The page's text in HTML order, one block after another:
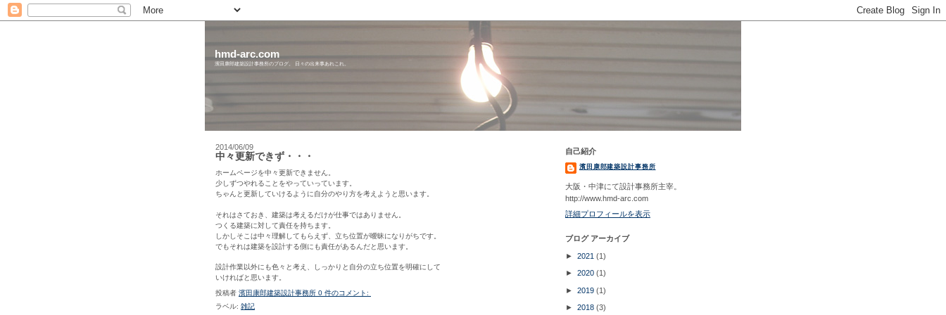
hmd-arc.com
濱田康郎建築設計事務所のブログ。 日々の出来事あれこれ。
2014/06/09
中々更新できず・・・
ホームページを中々更新できません。
少しずつやれることをやっていっています。
ちゃんと更新していけるように自分のやり方を考えようと思います。
それはさておき、建築は考えるだけが仕事ではありません。
つくる建築に対して責任を持ちます。
しかしそこは中々理解してもらえず、立ち位置が曖昧になりがちです。
でもそれは建築を設計する側にも責任があるんだと思います。
設計作業以外にも色々と考え、しっかりと自分の立ち位置を明確にして
いければと思います。
投稿者 濱田康郎建築設計事務所 0 件のコメント:
ラベル: 雑記
自己紹介
濱田康郎建築設計事務所
大阪・中津にて設計事務所主宰。
http://www.hmd-arc.com
詳細プロフィールを表示
ブログ アーカイブ
► 2021 (1)
► 2020 (1)
► 2019 (1)
► 2018 (3)